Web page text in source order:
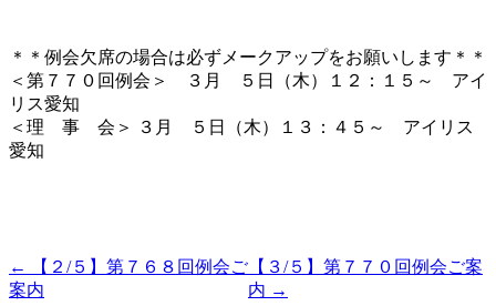
＊＊例会欠席の場合は必ずメークアップをお願いします＊＊
＜第７７０回例会＞ ３月 ５日（木）１２：１５～ アイ
リス愛知
＜理 事 会＞ ３月 ５日（木）１３：４５～ アイリス
愛知
← 【２/５】第７６８回例会ご
案内
【３/５】第７７０回例会ご案
内 →